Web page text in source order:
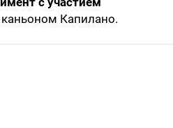
Капилано.